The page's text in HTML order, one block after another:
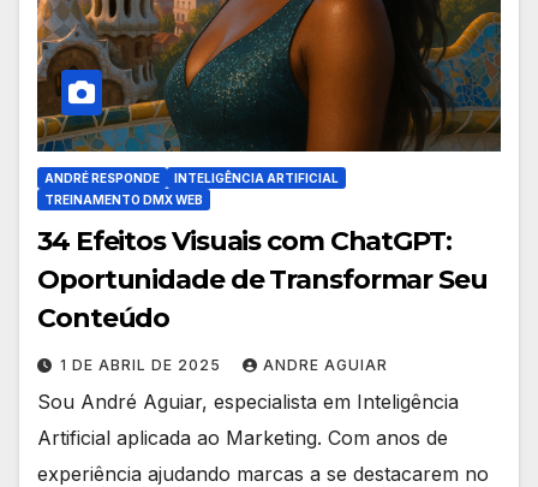
ANDRÉ RESPONDE
INTELIGÊNCIA ARTIFICIAL
TREINAMENTO DMX WEB
34 Efeitos Visuais com ChatGPT:
Oportunidade de Transformar Seu
Conteúdo
1 DE ABRIL DE 2025 ANDRE AGUIAR
Sou André Aguiar, especialista em Inteligência
Artificial aplicada ao Marketing. Com anos de
experiência ajudando marcas a se destacarem no